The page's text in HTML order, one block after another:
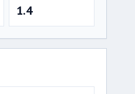
1.4